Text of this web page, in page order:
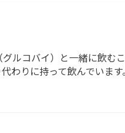
ルコバイ）と一緒に飲む
わりに持って飲んでいます。